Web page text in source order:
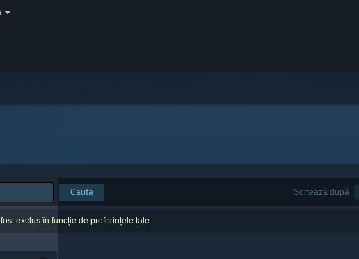
Sortează după
Caută
exclus în funcție de preferințele tale.